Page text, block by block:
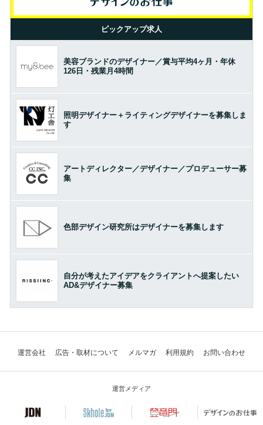
ピックアップ求人
美容ブランドのデザイナー／賞与平均4ヶ月・年休
126日・残業月4時間
照明デザイナー＋ライティングデザイナーを募集しま
す
アートディレクター／デザイナー／プロデューサー募
集
色部デザイン研究所はデザイナーを募集します
自分が考えたアイデアをクライアントへ提案したい
AD&デザイナー募集
運営会社 広告・取材について メルマガ 利用規約 お問い合わせ
運営メディア